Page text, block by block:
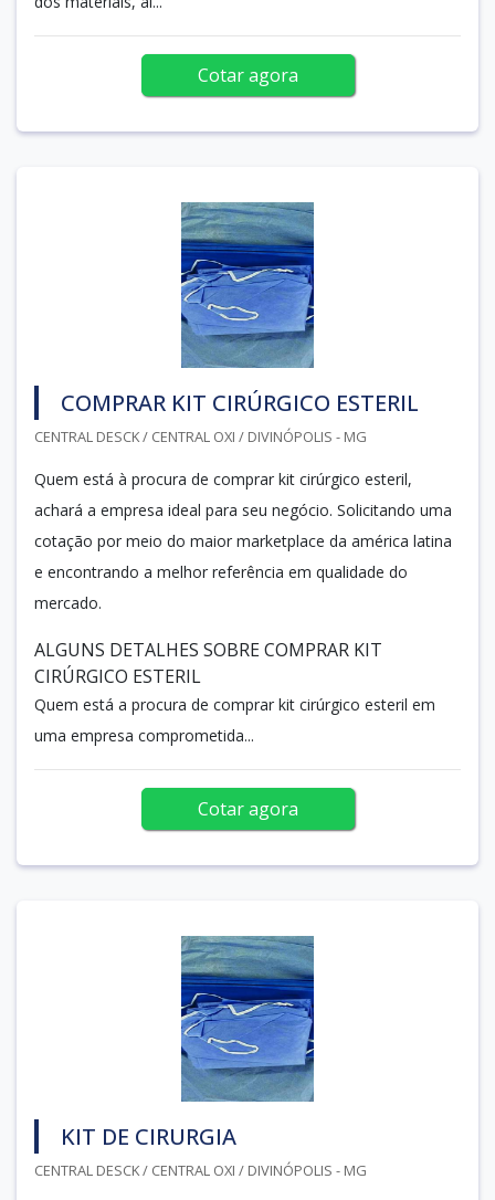
Cotar agora
COMPRAR KIT CIRÚRGICO ESTERIL
CENTRAL DESCK / CENTRAL OXI / DIVINÓPOLIS - MG
Quem está à procura de comprar kit cirúrgico esteril,
achará a empresa ideal para seu negócio. Solicitando uma
cotação por meio do maior marketplace da américa latina
e encontrando a melhor referência em qualidade do
mercado.
ALGUNS DETALHES SOBRE COMPRAR KIT
CIRÚRGICO ESTERIL
Quem está a procura de comprar kit cirúrgico esteril em
uma empresa comprometida...
Cotar agora
KIT DE CIRURGIA
CENTRAL DESCK / CENTRAL OXI / DIVINÓPOLIS - MG